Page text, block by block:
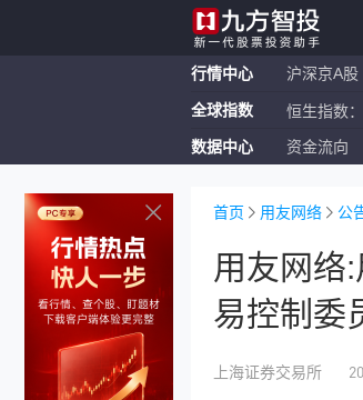
行情中心 沪深京A股
全球指数 恒生指数：
纳斯达克
数据中心 资金流向
首页 用友网络 公
用友网络
易控制委
上海证券交易所